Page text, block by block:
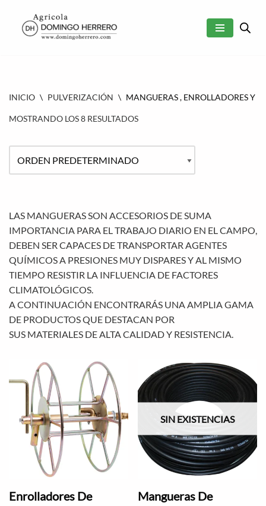
SALTAR
INICIO \ PULVERIZACIÓN \ MANGUERAS , ENROLLADORES Y
MOSTRANDO LOS 8 RESULTADOS
LAS MANGUERAS SON ACCESORIOS DE SUMA
IMPORTANCIA PARA EL TRABAJO DIARIO EN EL CAMPO,
DEBEN SER CAPACES DE TRANSPORTAR AGENTES
QUÍMICOS A PRESIONES MUY DISPARES Y AL MISMO
TIEMPO RESISTIR LA INFLUENCIA DE FACTORES
CLIMATOLÓGICOS.
A CONTINUACIÓN ENCONTRARÁS UNA AMPLIA GAMA
DE PRODUCTOS QUE DESTACAN POR
SUS MATERIALES DE ALTA CALIDAD Y RESISTENCIA.
Enrolladores De
SIN EXISTENCIAS
Mangueras De